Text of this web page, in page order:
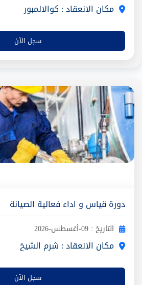
مكان الانعقاد : كوالالمبور
سجل الآن
دورة قياس و اداء فعالية الصيانة
التاريخ : 09-أغسطس-2026
مكان الانعقاد : شرم الشيخ
سجل الآن